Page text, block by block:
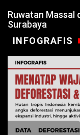
Ruwatan Massal
Surabaya
INFOGRAFIS